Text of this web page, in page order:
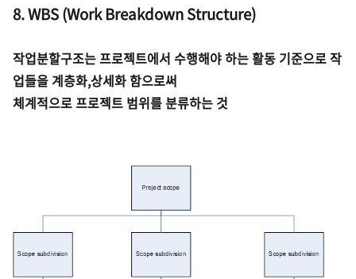
8. WBS (Work Breakdown Structure)
작업분할구조는 프로젝트에서 수행해야 하는 활동 기준으로 작
업들을 계층화,상세화 함으로써
체계적으로 프로젝트 범위를 분류하는 것